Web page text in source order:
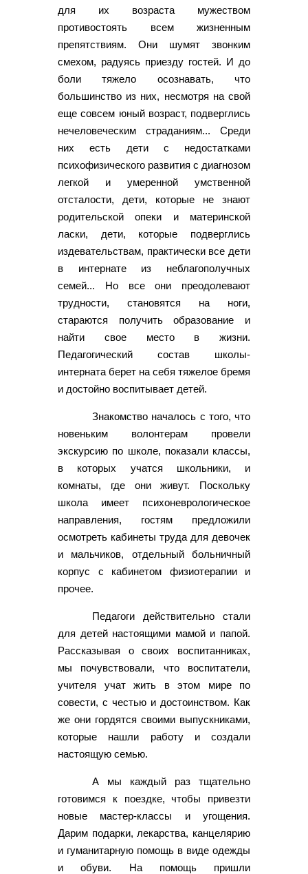
для их возраста мужеством
противостоять всем жизненным
препятствиям. Они шумят звонким
смехом, радуясь приезду гостей. И до
боли тяжело осознавать, что
большинство из них, несмотря на свой
еще совсем юный возраст, подверглись
нечеловеческим страданиям... Среди
них есть дети с недостатками
психофизического развития с диагнозом
легкой и умеренной умственной
отсталости, дети, которые не знают
родительской опеки и материнской
ласки, дети, которые подверглись
издевательствам, практически все дети
в интернате из неблагополучных
семей... Но все они преодолевают
трудности, становятся на ноги,
стараются получить образование и
найти свое место в жизни.
Педагогический состав школы-
интерната берет на себя тяжелое бремя
и достойно воспитывает детей.
Знакомство началось с того, что
новеньким волонтерам провели
экскурсию по школе, показали классы,
в которых учатся школьники, и
комнаты, где они живут. Поскольку
школа имеет психоневрологическое
направления, гостям предложили
осмотреть кабинеты труда для девочек
и мальчиков, отдельный больничный
корпус с кабинетом физиотерапии и
прочее.
Педагоги действительно стали
для детей настоящими мамой и папой.
Рассказывая о своих воспитанниках,
мы почувствовали, что воспитатели,
учителя учат жить в этом мире по
совести, с честью и достоинством. Как
же они гордятся своими выпускниками,
которые нашли работу и создали
настоящую семью.
А мы каждый раз тщательно
готовимся к поездке, чтобы привезти
новые мастер-классы и угощения.
Дарим подарки, лекарства, канцелярию
и гуманитарную помощь в виде одежды
и обуви. На помощь пришли